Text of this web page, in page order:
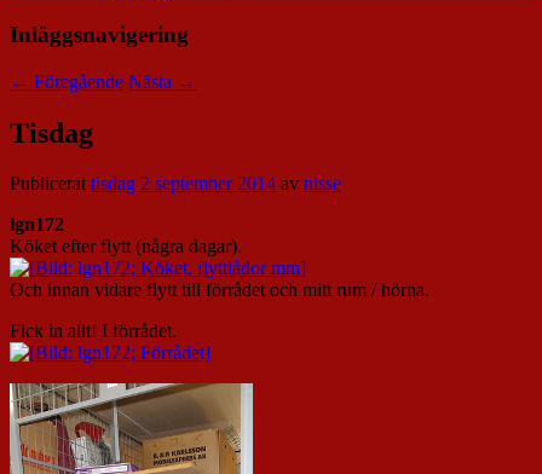
Inläggsnavigering
← Föregående Nästa →
Tisdag
Publicerattisdag 2 september 2014 av nisse
lgn172
Köket efter flytt (några dagar).
Och innan vidare flytt till förrådet och mitt rum / hörna.
Fick in allt! I förrådet.